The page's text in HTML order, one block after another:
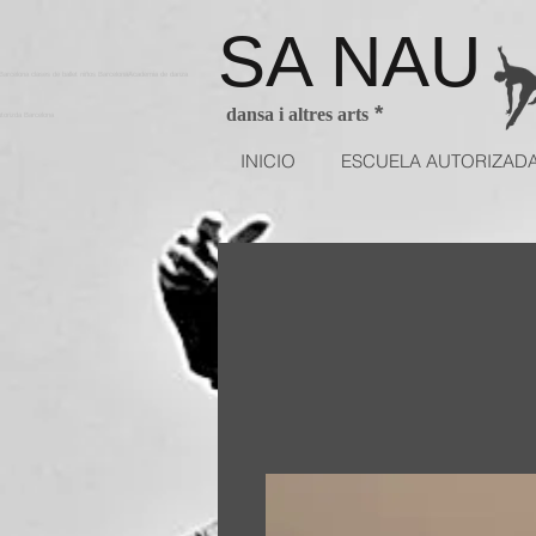
SA NAU
dansa i altres arts *
INICIO ESCUELA